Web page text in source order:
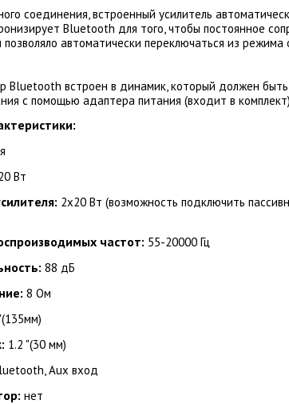
соединения, встроенный усилитель
Bluetooth для того, чтобы постоянное
автоматически переключаться из
Bluetooth встроен в динамик, который должен
с помощью адаптера питания (входит в
Вт
2х20 Вт (возможность подключить
частот: 55-20000 Гц
88 дБ
8 Ом
1.2 "(30 мм)
Aux вход
нет